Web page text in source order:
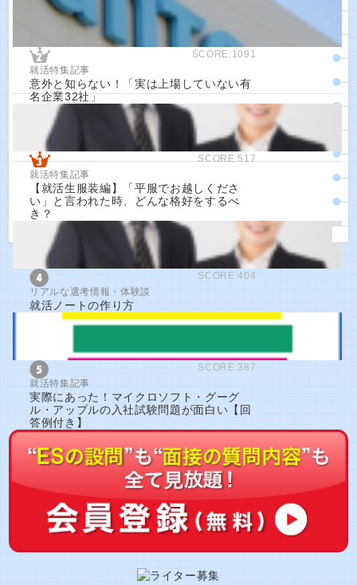
SCORE:1091
就活特集記事
意外と知らない！「実は上場していない有
名企業32社」
SCORE:517
就活特集記事
【就活生服装編】「平服でお越しくださ
い」と言われた時、どんな格好をするべ
き？
SCORE:404
リアルな選考情報・体験談
就活ノートの作り方
SCORE:387
就活特集記事
実際にあった！マイクロソフト・グーグ
ル・アップルの入社試験問題が面白い【回
答例付き】